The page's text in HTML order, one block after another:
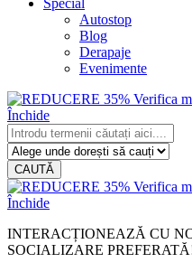
Special
Autostop
Blog
Derapaje
Evenimente
Închide
CAUTĂ
Închide
INTERACȚIONEAZĂ CU
SOCIALIZARE